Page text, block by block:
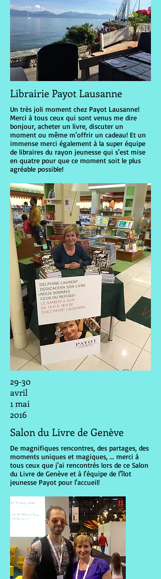
Librairie Payot Lausanne
Un très joli moment chez Payot Lausanne!
Merci à tous ceux qui sont venus me dire
bonjour, acheter un livre, discuter un
moment ou même m'offrir un cadeau! Et un
immense merci également à la super équipe
de libraires du rayon jeunesse qui s'est mise
en quatre pour que ce moment soit le plus
agréable possible!
Salon du Livre de Genève
29-30
avril
1 mai
2016
De magnifiques rencontres, des partages, des
moments uniques et magiques, ... merci à
tous ceux que j'ai rencontrés lors de ce Salon
du Livre de Genève et à l'équipe de l'îlot
jeunesse Payot pour l'accueil!